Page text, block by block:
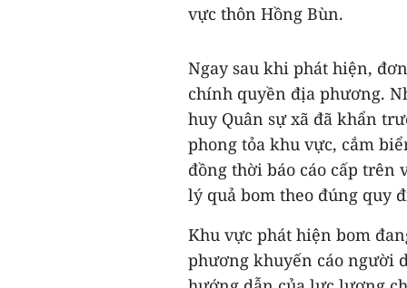
vực thôn Hồng Bùn.
Ngay sau khi phát hiện,
chính quyền địa phương.
huy Quân sự xã đã khẩn
phong tỏa khu vực, cắm
đồng thời báo cáo cấp
lý quả bom theo đúng quy
Khu vực phát hiện bom
phương khuyến cáo người